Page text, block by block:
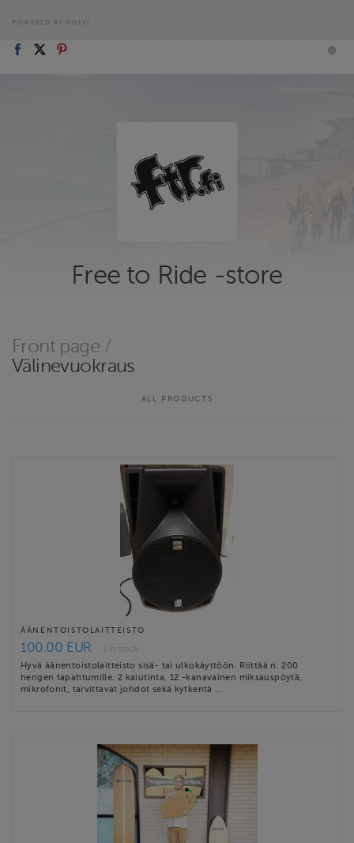
POWERED BY HOLVI
Free to Ride -store
Front page /
Välinevuokraus
ALL PRODUCTS
ÄÄNENTOISTOLAITTEISTO
100.00 EUR
1 in stock
Hyvä äänentoistolaitteisto sisä- tai ulkokäyttöön. Riittää n. 200
hengen tapahtumille. 2 kaiutinta, 12 -kanavainen miksauspöytä,
mikrofonit, tarvittavat johdot sekä kytkentä …